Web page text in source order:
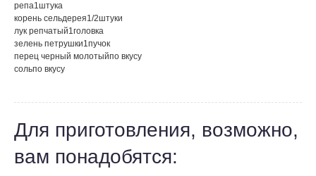
репа1штука
корень сельдерея1/2штуки
лук репчатый1головка
зелень петрушки1пучок
перец черный молотыйпо вкусу
сольпо вкусу
Для приготовления, возможно,
вам понадобятся: